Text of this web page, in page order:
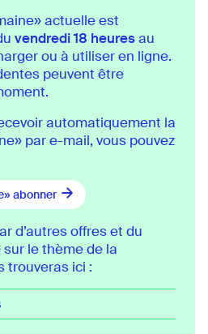
actuelle est
vendredi 18 heuresau
ou à utiliser en ligne.
peuvent être
automatiquement la
par e-mail, vous pouvez
abonner
d’autres offres et du
le thème de la
trouveras ici :